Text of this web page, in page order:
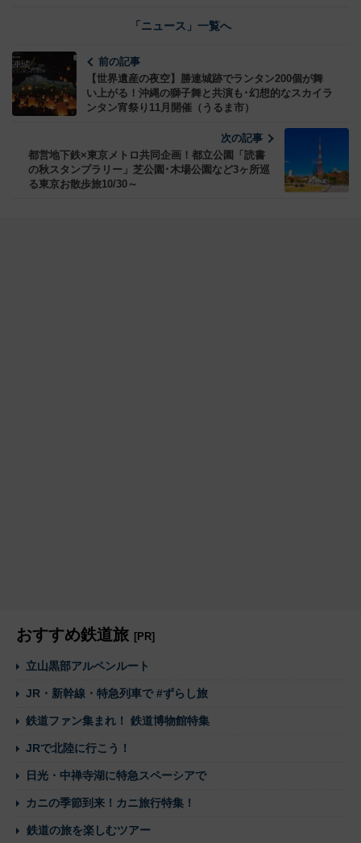
「ニュース」一覧へ
前の記事
【世界遺産の夜空】勝連城跡でランタン200個が舞
い上がる！沖縄の獅子舞と共演も･幻想的なスカイラ
ンタン宵祭り11月開催（うるま市）
次の記事
都営地下鉄×東京メトロ共同企画！都立公園「読書
の秋スタンプラリー」芝公園･木場公園など3ヶ所巡
る東京お散歩旅10/30～
おすすめ鉄道旅 [PR]
立山黒部アルペンルート
JR・新幹線・特急列車で #ずらし旅
鉄道ファン集まれ！ 鉄道博物館特集
JRで北陸に行こう！
日光・中禅寺湖に特急スペーシアで
カニの季節到来！カニ旅行特集！
鉄道の旅を楽しむツアー